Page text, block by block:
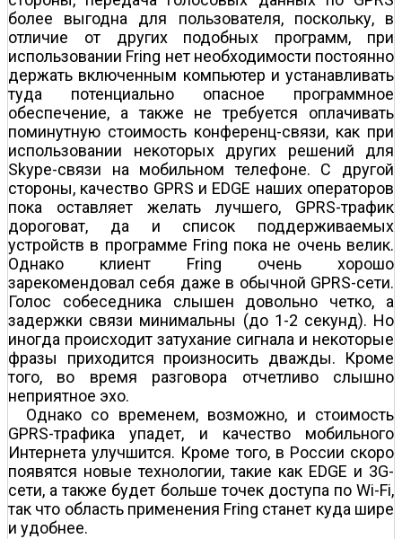
более выгодна для пользователя, поскольку, в
отличие от других подобных программ, при
использовании Fring нет необходимости постоянно
держать включенным компьютер и устанавливать
туда потенциально опасное программное
обеспечение, а также не требуется оплачивать
поминутную стоимость конференц-связи, как при
использовании некоторых других решений для
Skype-связи на мобильном телефоне. С другой
стороны, качество GPRS и EDGE наших операторов
пока оставляет желать лучшего, GPRS-трафик
дороговат, да и список поддерживаемых
устройств в программе Fring пока не очень велик.
Однако клиент Fring очень хорошо
зарекомендовал себя даже в обычной GPRS-сети.
Голос собеседника слышен довольно четко, а
задержки связи минимальны (до 1-2 секунд). Но
иногда происходит затухание сигнала и некоторые
фразы приходится произносить дважды. Кроме
того, во время разговора отчетливо слышно
неприятное эхо.
Однако со временем, возможно, и стоимость
GPRS-трафика упадет, и качество мобильного
Интернета улучшится. Кроме того, в России скоро
появятся новые технологии, такие как EDGE и 3G-
сети, а также будет больше точек доступа по Wi-Fi,
так что область применения Fring станет куда шире
и удобнее.